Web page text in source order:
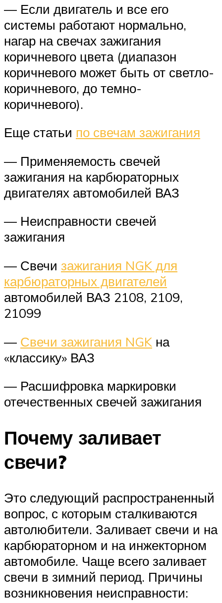
— Если двигатель и все его
системы работают нормально,
нагар на свечах зажигания
коричневого цвета (диапазон
коричневого может быть от светло-
коричневого, до темно-
коричневого).
Еще статьи по свечам зажигания
— Применяемость свечей
зажигания на карбюраторных
двигателях автомобилей ВАЗ
— Неисправности свечей
зажигания
— Свечи зажигания NGK для
карбюраторных двигателей
автомобилей ВАЗ 2108, 2109,
21099
— Свечи зажигания NGK на
«классику» ВАЗ
— Расшифровка маркировки
отечественных свечей зажигания
Почему заливает
свечи?
Это следующий распространенный
вопрос, с которым сталкиваются
автолюбители. Заливает свечи и на
карбюраторном и на инжекторном
автомобиле. Чаще всего заливает
свечи в зимний период. Причины
возникновения неисправности: